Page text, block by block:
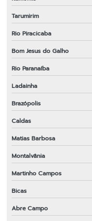
Tarumirim
Rio Piracicaba
Bom Jesus do Galho
Rio Paranaíba
Ladainha
Brazópolis
Caldas
Matias Barbosa
Montalvânia
Martinho Campos
Bicas
Abre Campo